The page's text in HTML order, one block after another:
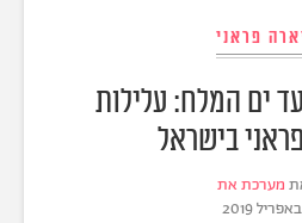
פראני
ים המלח: עלילות
בישראל
מערכת את